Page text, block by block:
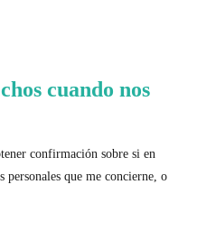
cuando nos
confirmación sobre si en
personales que me concierne, o